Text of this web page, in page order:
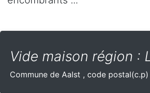
Vide maison région :
Commune de Aalst , code postal(c.p)